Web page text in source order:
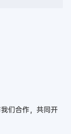
们合作，共同开